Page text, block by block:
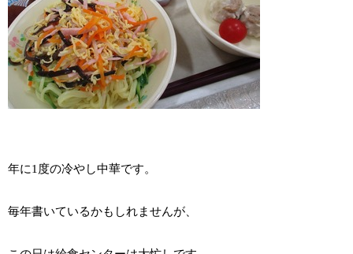
年に1度の冷やし中華です。
毎年書いているかもしれませんが、